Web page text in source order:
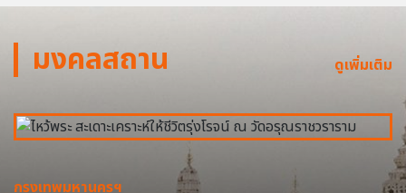
มงคลสถาน ดูเพิ่มเติม
กรุงเทพมหานครฯ